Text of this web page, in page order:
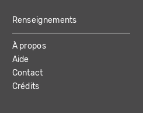
Renseignements
À propos
Aide
Contact
Crédits